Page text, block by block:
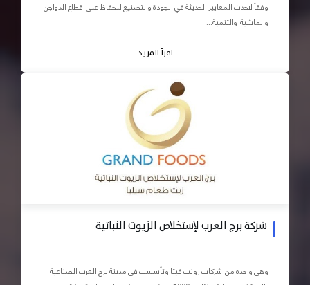
وفقاً لاحدث المعايير الحديثة في الجودة والتصنيع للحفاظ على قطاع الدواجن
والماشية والتنمية...
اقرأ المزيد
شركة برج العرب لإستخلاص الزيوت النباتية
وهي واحده من شركات رونت فيتا وتأسست في مدينة برج العرب الصناعية